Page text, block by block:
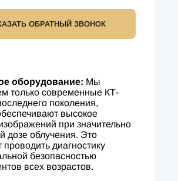
ОБРАТНЫЙ ЗВОНОК
оборудование: Мы
только современные КТ-
поколения,
высокое
при значительно
дозе облучения. Это
проводить диагностику
безопасностью
всех возрастов.